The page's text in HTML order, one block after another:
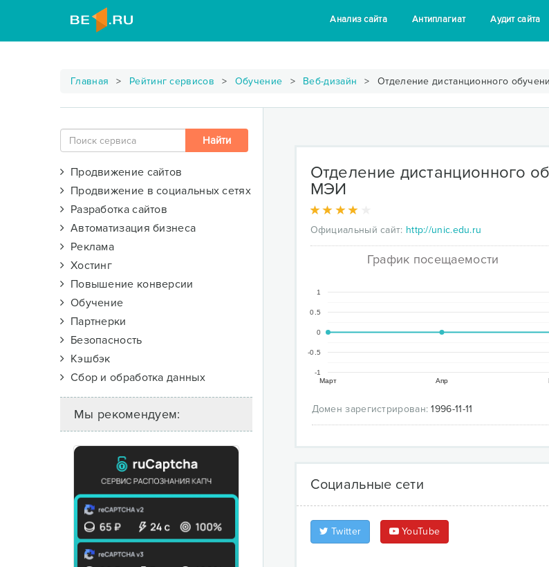
Анализ сайта Антиплагиат Аудит сайта
Главная Рейтинг сервисов Обучение Веб-дизайн Отделение дистанционного
Продвижение сайтов
Продвижение в социальных сетях
Разработка сайтов
Автоматизация бизнеса
Реклама
Хостинг
Повышение конверсии
Обучение
Партнерки
Безопасность
Кэшбэк
Сбор и обработка данных
Мы рекомендуем:
Отделение дистанционного
МЭИ
Официальный сайт: http://unic.edu.ru
График посещаемости
Март Апр
-1
-0.5
0
0.5
1
Домен зарегистрирован: 1996-11-11
Социальные сети
Twitter YouTube